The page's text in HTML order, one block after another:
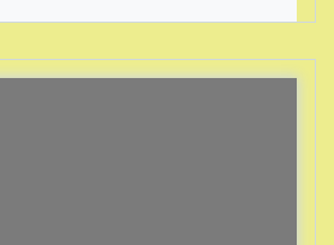
с помощью пластиковых